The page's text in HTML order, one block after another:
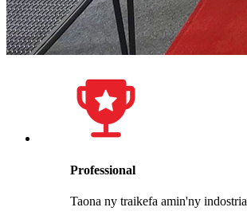
Professional
Taona ny traikefa amin'ny indostria